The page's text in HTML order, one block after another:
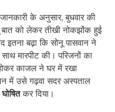
के अनुसार, बुधवार की
बात को लेकर तीखी नोकझोंक हुई
इतना बढ़ा कि सोनू पासवान ने
मारपीट की। परिजनों का
होकर काजल ने घर में रखा
में उसे गढ़वा सदर अस्पताल
कर दिया।